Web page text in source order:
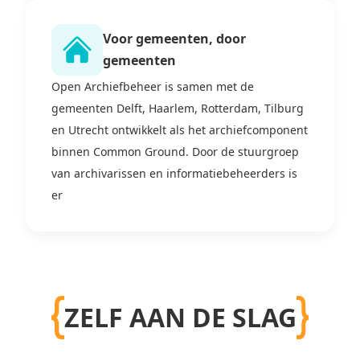
Voor gemeenten, door
gemeenten
Open Archiefbeheer is samen met de
gemeenten Delft, Haarlem, Rotterdam, Tilburg
en Utrecht ontwikkelt als het archiefcomponent
binnen Common Ground. Door de stuurgroep
van archivarissen en informatiebeheerders is
er
ZELF AAN DE SLAG